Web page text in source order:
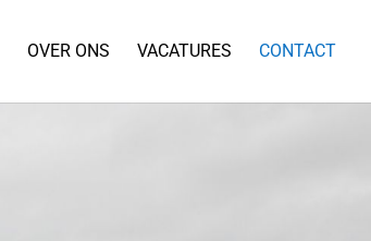
OVER ONS VACATURES CONTACT